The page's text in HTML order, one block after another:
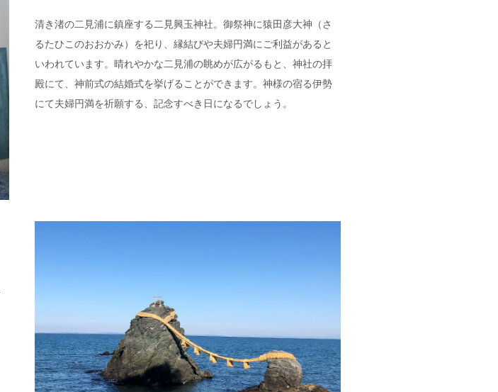
清き渚の二見浦に鎮座する二見興玉神社。御祭神に猿田彦大神（さ
るたひこのおおかみ）を祀り、縁結びや夫婦円満にご利益があると
いわれています。晴れやかな二見浦の眺めが広がるもと、神社の拝
殿にて、神前式の結婚式を挙げることができます。神様の宿る伊勢
にて夫婦円満を祈願する、記念すべき日になるでしょう。